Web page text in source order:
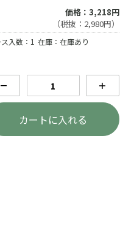
価格：3,218円
（税抜：2,980円）
入数：1 在庫：在庫あり
－ ＋
カートに入れる